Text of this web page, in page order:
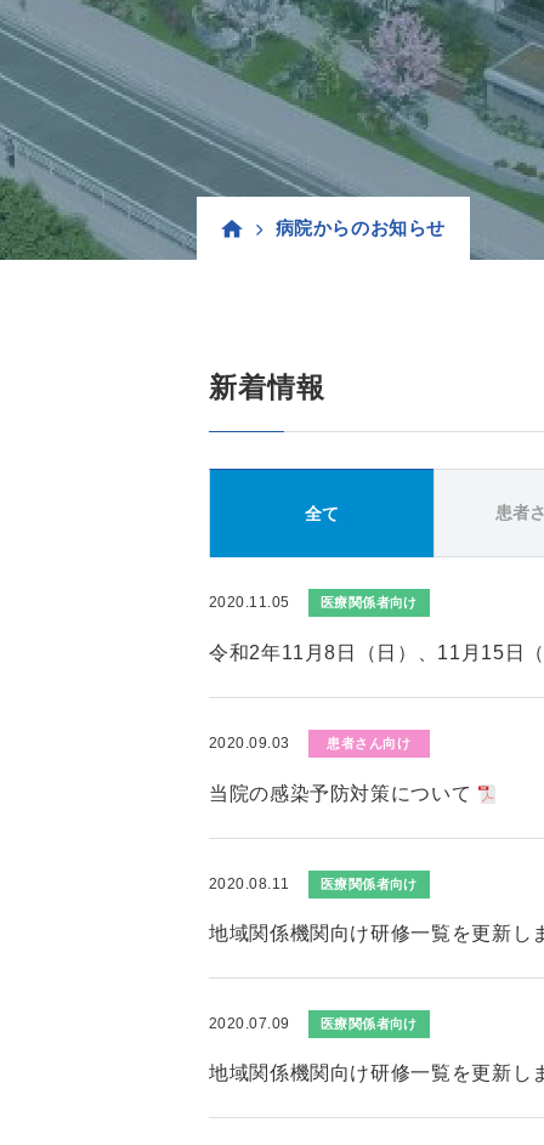
病院からのお知らせ
新着情報
全て 患者
2020.11.05 医療関係者向け
令和2年11月8日（日）、11月15日
2020.09.03 患者さん向け
当院の感染予防対策について
2020.08.11 医療関係者向け
地域関係機関向け研修一覧を更新し
2020.07.09 医療関係者向け
地域関係機関向け研修一覧を更新し